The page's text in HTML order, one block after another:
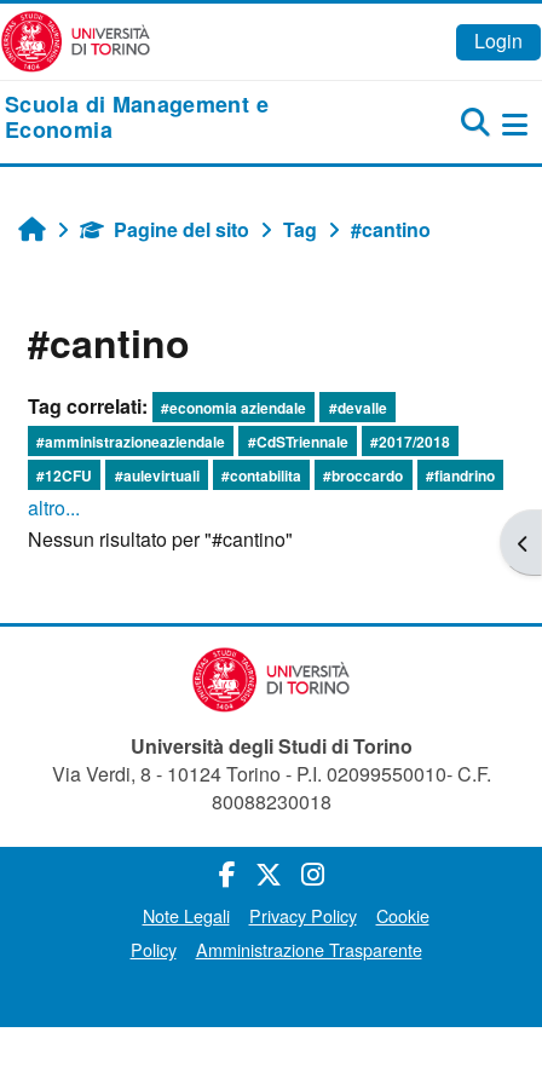
Vai al contenuto principale
Login
Scuola di Management e
Economia
HomePagine del sito Tag #cantino
#cantino
Tag correlati: #economia aziendale
#devalle
#amministrazioneaziendale
#CdSTriennale
#2017/2018
#12CFU
#aulevirtuali #contabilita #broccardo #fiandrino
altro...
Nessun risultato per "#cantino"
Università degli Studi di Torino
Via Verdi, 8 - 10124 Torino - P.I. 02099550010- C.F.
80088230018
Note Legali Privacy Policy
Cookie
Policy
Amministrazione Trasparente